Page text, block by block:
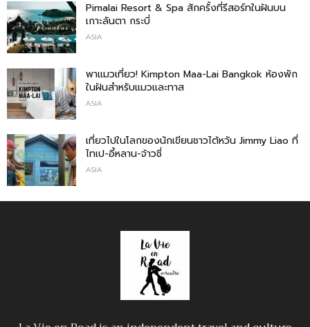
Pimalai Resort & Spa สักครั้งที่รีสอร์ทในฝันบน
เกาะลันตา กระบี่
ASIA
พาแมวเที่ยว! Kimpton Maa-Lai Bangkok ห้องพัก
ในฝันสำหรับแมวและทาส
ASIA
เที่ยวไปในโลกของนักเขียนชาวไต้หวัน Jimmy Liao ที่
ไทเป-อี้หลาน-จ้าวชี่
ASIA